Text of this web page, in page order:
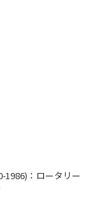
1986)：ロータリー